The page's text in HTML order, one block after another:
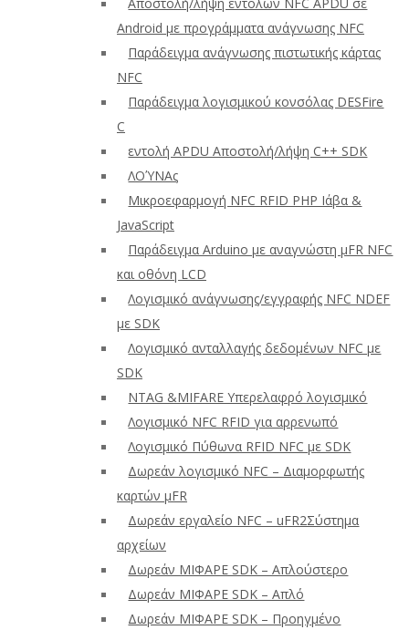
Android με προγράμματα ανάγνωσης NFC
Παράδειγμα ανάγνωσης πιστωτικής κάρτας
NFC
Παράδειγμα λογισμικού κονσόλας DESFire
C
εντολή APDU Αποστολή/λήψη C++ SDK
ΛΟΎΝΑς
Μικροεφαρμογή NFC RFID PHP Ιάβα &
JavaScript
Παράδειγμα Arduino με αναγνώστη μFR NFC
και οθόνη LCD
Λογισμικό ανάγνωσης/εγγραφής NFC NDEF
με SDK
Λογισμικό ανταλλαγής δεδομένων NFC με
SDK
NTAG &MIFARE Υπερελαφρό λογισμικό
Λογισμικό NFC RFID για αρρενωπό
Λογισμικό Πύθωνα RFID NFC με SDK
Δωρεάν λογισμικό NFC – Διαμορφωτής
καρτών μFR
Δωρεάν εργαλείο NFC – uFR2Σύστημα
αρχείων
Δωρεάν ΜΙΦΑΡΕ SDK – Απλούστερο
Δωρεάν ΜΙΦΑΡΕ SDK – Απλό
Δωρεάν ΜΙΦΑΡΕ SDK – Προηγμένο